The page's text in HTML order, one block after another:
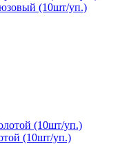
(10шт/уп.)
(10шт/уп.)